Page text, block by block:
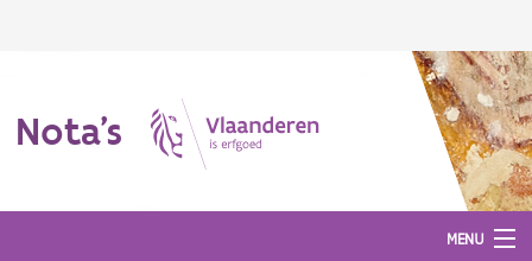
Nota's
MENU